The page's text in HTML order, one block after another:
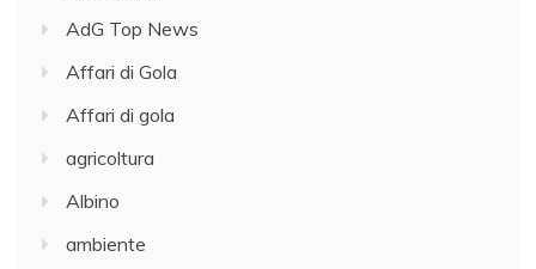
AdG Top News
Affari di Gola
Affari di gola
agricoltura
Albino
ambiente